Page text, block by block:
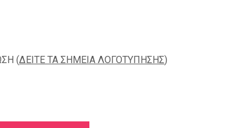
(ΔΕΙΤΕ ΤΑ ΣΗΜΕΙΑ ΛΟΓΟΤΥΠΗΣΗΣ)